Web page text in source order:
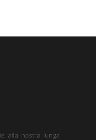
alla nostra lunga